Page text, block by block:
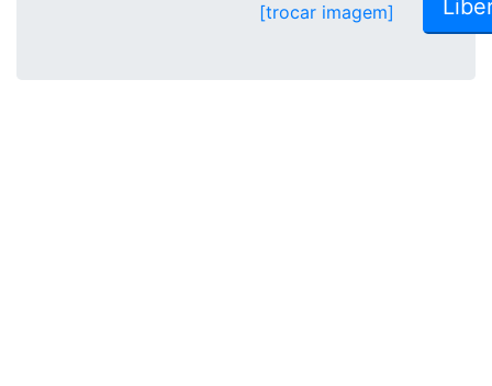
[trocar imagem]